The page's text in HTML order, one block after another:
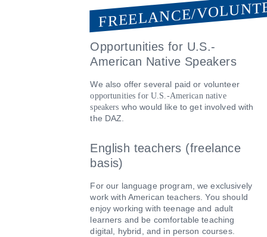
FREELANCE/
Opportunities for U.S.-
American Native Speakers
We also offer several paid or volunteer
opportunities for U.S.-American native
speakers who would like to get involved with
the DAZ.
English teachers (freelance
basis)
For our language program, we exclusively
work with American teachers. You should
enjoy working with teenage and adult
learners and be comfortable teaching
digital, hybrid, and in person courses.